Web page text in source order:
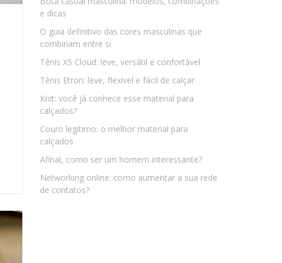
e dicas
O guia definitivo das cores masculinas que
combinam entre si
Tênis X5 Cloud: leve, versátil e confortável
Tênis Etron: leve, flexível e fácil de calçar
Knit: você já conhece esse material para
calçados?
Couro legítimo: o melhor material para
calçados
Afinal, como ser um homem interessante?
Networking online: como aumentar a sua rede
de contatos?